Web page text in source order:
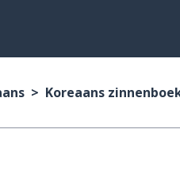
Koreaans